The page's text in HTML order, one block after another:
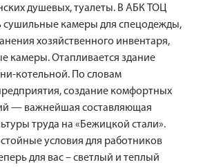
душевых, туалеты. В АБК ТОЦ
сушильные камеры для спецодежды,
хозяйственного инвентаря,
камеры. Отапливается здание
котельной. По словам
создание комфортных
— важнейшая составляющая
труда на «Бежицкой стали».
условия для работников
для вас – светлый и теплый